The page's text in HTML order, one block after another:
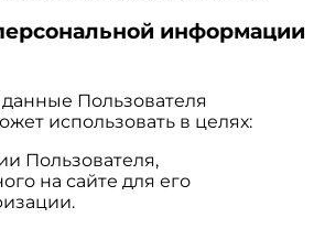
информации
Пользователя
использовать в целях:
Пользователя,
на сайте для его